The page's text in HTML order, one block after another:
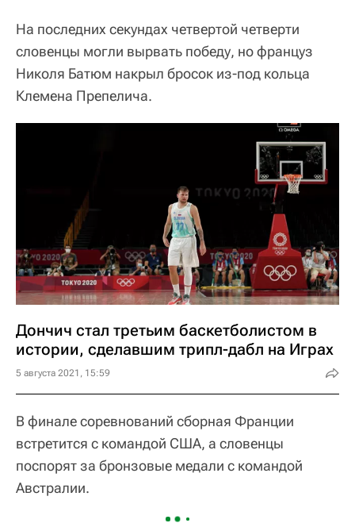
На последних секундах четвертой четверти
словенцы могли вырвать победу, но француз
Николя Батюм накрыл бросок из-под кольца
Клемена Препелича.
Дончич стал третьим баскетболистом в
истории, сделавшим трипл-дабл на Играх
5 августа 2021, 15:59
В финале соревнований сборная Франции
встретится с командой США, а словенцы
поспорят за бронзовые медали с командой
Австралии.